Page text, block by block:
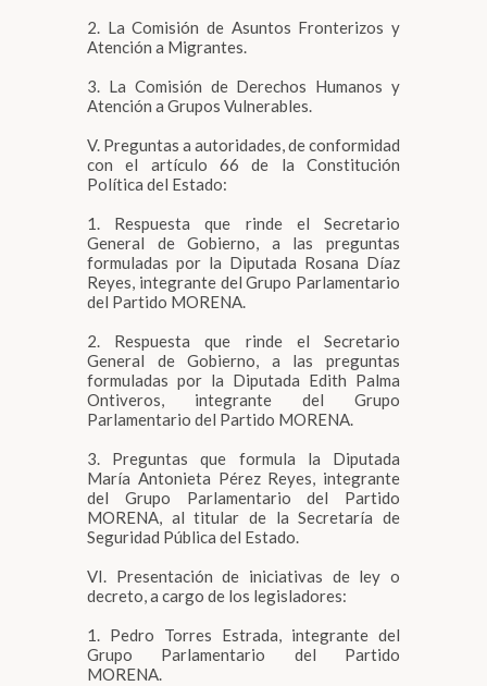
2. La Comisión de Asuntos Fronterizos y
Atención a Migrantes.
3. La Comisión de Derechos Humanos y
Atención a Grupos Vulnerables.
V. Preguntas a autoridades, de conformidad
con el artículo 66 de la Constitución
Política del Estado:
1. Respuesta que rinde el Secretario
General de Gobierno, a las preguntas
formuladas por la Diputada Rosana Díaz
Reyes, integrante del Grupo Parlamentario
del Partido MORENA.
2. Respuesta que rinde el Secretario
General de Gobierno, a las preguntas
formuladas por la Diputada Edith Palma
Ontiveros, integrante del Grupo
Parlamentario del Partido MORENA.
3. Preguntas que formula la Diputada
María Antonieta Pérez Reyes, integrante
del Grupo Parlamentario del Partido
MORENA, al titular de la Secretaría de
Seguridad Pública del Estado.
VI. Presentación de iniciativas de ley o
decreto, a cargo de los legisladores:
1. Pedro Torres Estrada, integrante del
Grupo Parlamentario del Partido
MORENA.